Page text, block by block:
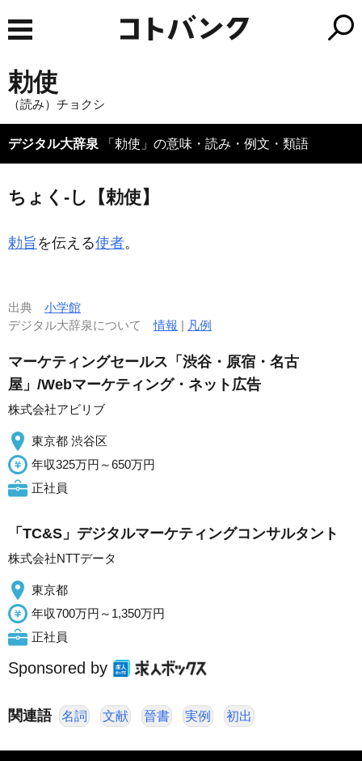
勅使
（読み）チョクシ
デジタル大辞泉 「勅使」の意味・読み・例文・類語
ちょく‐し【勅使】
勅旨 を伝える使者。
出典 小学館
デジタル大辞泉について情報 | 凡例
マーケティングセールス「渋谷・原宿・名古
屋」/Webマーケティング・ネット広告
株式会社アビリブ
東京都 渋谷区
年収325万円～650万円
正社員
「TC&S」デジタルマーケティングコンサルタント
株式会社NTTデータ
東京都
年収700万円～1,350万円
正社員
Sponsored by
関連語 名詞 文献 晉書 実例 初出